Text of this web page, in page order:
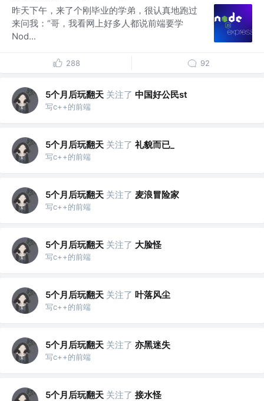
昨天下午，来了个刚毕业的学弟，很认真地跑过
来问我：“哥，我看网上好多人都说前端要学
Nod...
288 92
5个月后玩翻天 关注了 中国好公民st
写c++的前端
5个月后玩翻天 关注了 礼貌而已_
写c++的前端
5个月后玩翻天 关注了 麦浪冒险家
写c++的前端
5个月后玩翻天 关注了 大脸怪
写c++的前端
5个月后玩翻天 关注了 叶落风尘
写c++的前端
5个月后玩翻天 关注了 亦黑迷失
写c++的前端
5个月后玩翻天 关注了 接水怪